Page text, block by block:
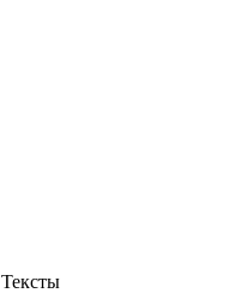
Тексты